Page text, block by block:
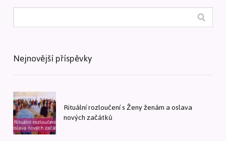
Nejnovější příspěvky
Rituální rozloučení s Ženy ženám a oslava
nových začátků